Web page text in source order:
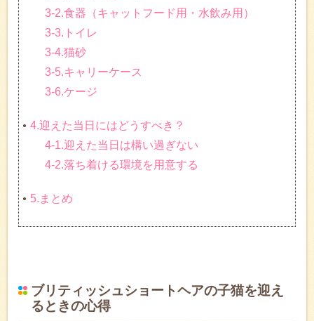
3-2.食器（キャットフード用・水飲み用）
3-3.トイレ
3-4.猫砂
3-5.キャリーケース
3-6.ケージ
4.迎えた当日にはどうすべき？
4-1.迎えた当日は構い過ぎない
4-2.落ち着ける環境を用意する
5.まとめ
ブリティッシュショートヘアの子猫を迎え
るときの心得